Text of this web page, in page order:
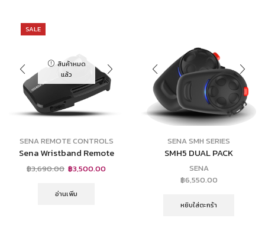
SALE
สินค้าหมด
แล้ว
SENA REMOTE CONTROLS
Sena Wristband Remote
฿3,690.00 ฿3,500.00
อ่านเพิ่ม
SENA SMH SERIES
SMH5 DUAL PACK
SENA
฿6,550.00
หยิบใส่ตะกร้า